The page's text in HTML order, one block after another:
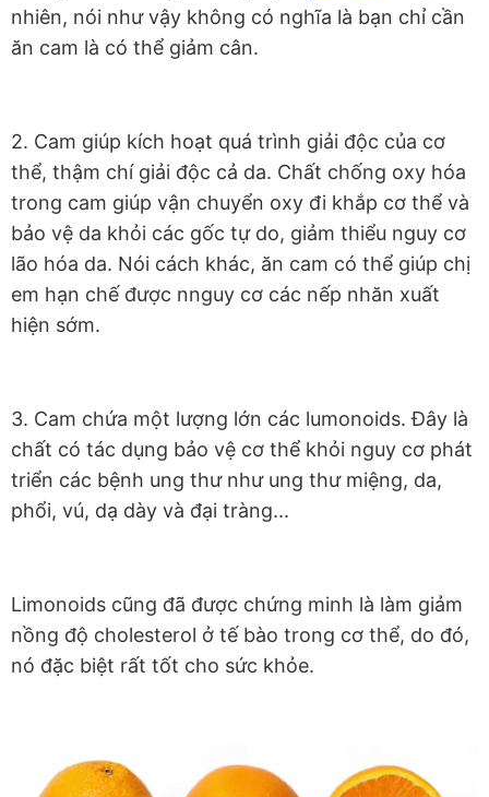
nhiên, nói như vậy không có nghĩa là bạn chỉ cần
ăn cam là có thể giảm cân.
2. Cam giúp kích hoạt quá trình giải độc của cơ
thể, thậm chí giải độc cả da. Chất chống oxy hóa
trong cam giúp vận chuyển oxy đi khắp cơ thể và
bảo vệ da khỏi các gốc tự do, giảm thiểu nguy cơ
lão hóa da. Nói cách khác, ăn cam có thể giúp chị
em hạn chế được nnguy cơ các nếp nhăn xuất
hiện sớm.
3. Cam chứa một lượng lớn các lumonoids. Đây là
chất có tác dụng bảo vệ cơ thể khỏi nguy cơ phát
triển các bệnh ung thư như ung thư miệng, da,
phổi, vú, dạ dày và đại tràng...
Limonoids cũng đã được chứng minh là làm giảm
nồng độ cholesterol ở tế bào trong cơ thể, do đó,
nó đặc biệt rất tốt cho sức khỏe.